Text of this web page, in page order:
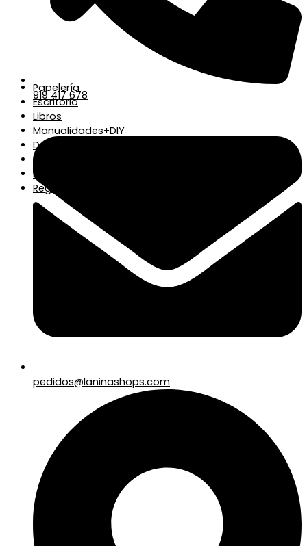
Papelería
Escritorio
Libros
Manualidades+DIY
Decoración y Hogar
Complementos
Beauty
Regalos
919 417 678
pedidos@laninashops.com